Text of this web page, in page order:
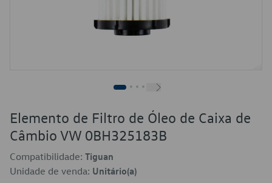
Elemento de Filtro de Óleo de Caixa de
Câmbio VW 0BH325183B
Compatibilidade: Tiguan
Unidade de venda: Unitário(a)